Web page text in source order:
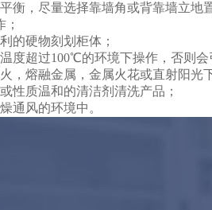
衡，尽量选择靠墙角或背靠墙立地
的硬物刻划柜体；
度超过100℃的环境下操作，否则会
，熔融金属，金属火花或直射阳光
性质温和的清洁剂清洗产品；
通风的环境中。